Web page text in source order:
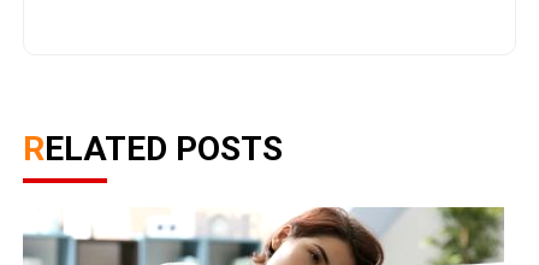
RELATED POSTS